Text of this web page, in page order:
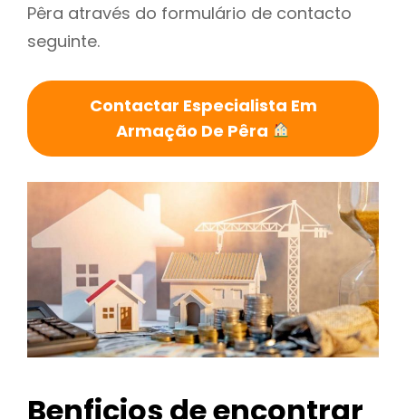
Pêra através do formulário de contacto
seguinte.
Contactar Especialista Em
Armação De Pêra
Benficios de encontrar